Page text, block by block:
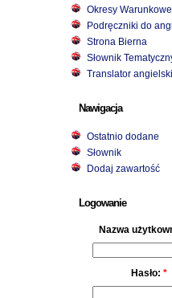
Okresy Warunkowe
Podręczniki do
Strona Bierna
Słownik
Translator angielski
Nawigacja
Ostatnio dodane
Słownik
Dodaj zawartość
Logowanie
Nazwa
Hasło: *